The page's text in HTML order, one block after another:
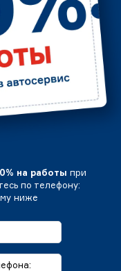
на работы при
по телефону:
ниже